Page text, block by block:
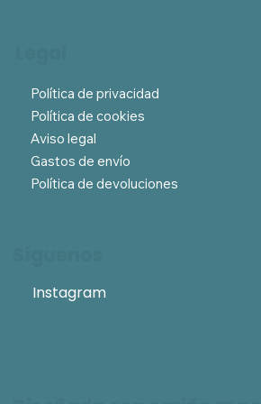
Instagram
Política de privacidad
Política de cookies
Aviso legal
Gastos de envío
Política de devoluciones